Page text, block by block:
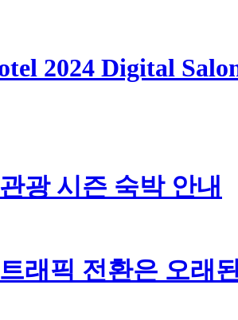
2024 Digital
광 시즌 숙박 안내
래픽 전환은 오래